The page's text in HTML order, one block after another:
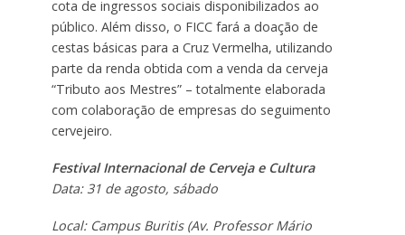
cota de ingressos sociais disponibilizados ao
público. Além disso, o FICC fará a doação de
cestas básicas para a Cruz Vermelha, utilizando
parte da renda obtida com a venda da cerveja
“Tributo aos Mestres” – totalmente elaborada
com colaboração de empresas do seguimento
cervejeiro.
Festival Internacional de Cerveja e Cultura
Data: 31 de agosto, sábado
Local: Campus Buritis (Av. Professor Mário